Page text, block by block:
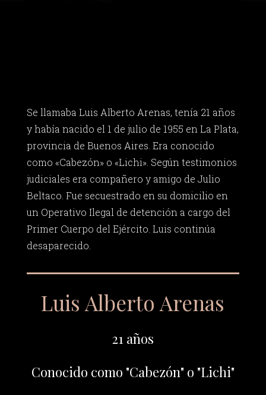
Se llamaba Luis Alberto Arenas, tenía 21 años
y había nacido el 1 de julio de 1955 en La Plata,
provincia de Buenos Aires. Era conocido
como «Cabezón» o «Lichi». Según testimonios
judiciales era compañero y amigo de Julio
Beltaco. Fue secuestrado en su domicilio en
un Operativo Ilegal de detención a cargo del
Primer Cuerpo del Ejército. Luis continúa
desaparecido.
Luis Alberto Arenas
21 años
Conocido como "Cabezón" o "Lichi"